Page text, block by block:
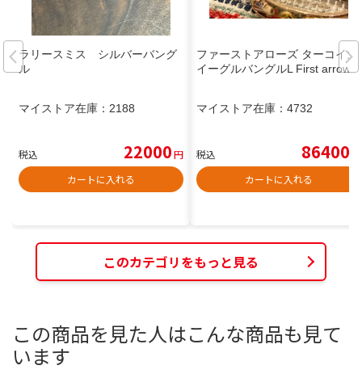
ラリースミス シルバーバング
ル
マイストア在庫： 2188
税込 22000円
カートに入れる
ファーストアローズ ターコイズ
イーグルバングルL First arrows
マイストア在庫： 4732
税込 86400
カートに入れる
このカテゴリをもっと見る
この商品を見た人はこんな商品も見て
います